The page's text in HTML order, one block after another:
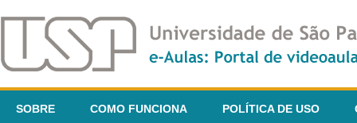
SOBRE COMO FUNCIONA POLÍTICA DE USO